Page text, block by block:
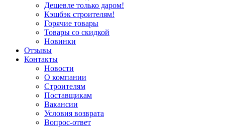
Дешевле только даром!
Кэшбэк строителям!
Горячие товары
Товары со скидкой
Новинки
Отзывы
Контакты
Новости
О компании
Строителям
Поставщикам
Вакансии
Условия возврата
Вопрос-ответ